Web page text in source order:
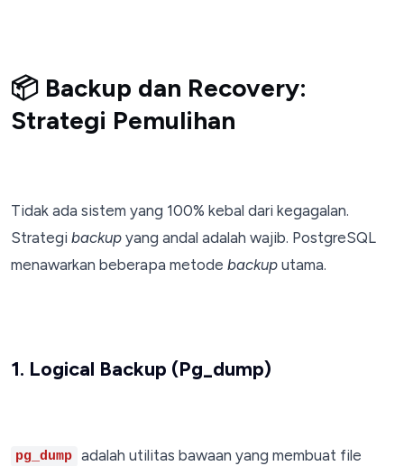
📦 Backup dan Recovery:
Strategi Pemulihan
Tidak ada sistem yang 100% kebal dari kegagalan.
Strategi backup yang andal adalah wajib. PostgreSQL
menawarkan beberapa metode backup utama.
1. Logical Backup (pg_dump)
pg_dump adalah utilitas bawaan yang membuat file